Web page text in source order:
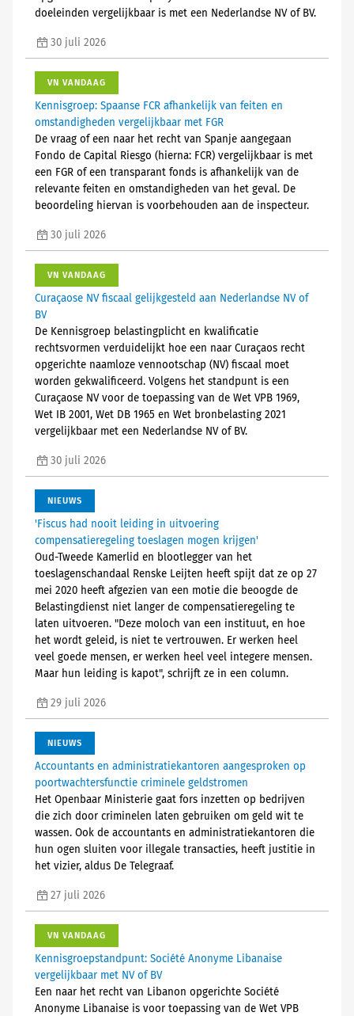
doeleinden vergelijkbaar is met een Nederlandse NV of BV.
30 juli 2026
VN VANDAAG
Kennisgroep: Spaanse FCR afhankelijk van feiten en
omstandigheden vergelijkbaar met FGR
De vraag of een naar het recht van Spanje aangegaan
Fondo de Capital Riesgo (hierna: FCR) vergelijkbaar is met
een FGR of een transparant fonds is afhankelijk van de
relevante feiten en omstandigheden van het geval. De
beoordeling hiervan is voorbehouden aan de inspecteur.
30 juli 2026
VN VANDAAG
Curaçaose NV fiscaal gelijkgesteld aan Nederlandse NV of
BV
De Kennisgroep belastingplicht en kwalificatie
rechtsvormen verduidelijkt hoe een naar Curaçaos recht
opgerichte naamloze vennootschap (NV) fiscaal moet
worden gekwalificeerd. Volgens het standpunt is een
Curaçaose NV voor de toepassing van de Wet VPB 1969,
Wet IB 2001, Wet DB 1965 en Wet bronbelasting 2021
vergelijkbaar met een Nederlandse NV of BV.
30 juli 2026
NIEUWS
'Fiscus had nooit leiding in uitvoering
compensatieregeling toeslagen mogen krijgen'
Oud-Tweede Kamerlid en blootlegger van het
toeslagenschandaal Renske Leijten heeft spijt dat ze op 27
mei 2020 heeft afgezien van een motie die beoogde de
Belastingdienst niet langer de compensatieregeling te
laten uitvoeren. "Deze moloch van een instituut, en hoe
het wordt geleid, is niet te vertrouwen. Er werken heel
veel goede mensen, er werken heel veel integere mensen.
Maar hun leiding is kapot", schrijft ze in een column.
29 juli 2026
NIEUWS
Accountants en administratiekantoren aangesproken op
poortwachtersfunctie criminele geldstromen
Het Openbaar Ministerie gaat fors inzetten op bedrijven
die zich door criminelen laten gebruiken om geld wit te
wassen. Ook de accountants en administratiekantoren die
hun ogen sluiten voor illegale transacties, heeft justitie in
het vizier, aldus De Telegraaf.
27 juli 2026
VN VANDAAG
Kennisgroepstandpunt: Société Anonyme Libanaise
vergelijkbaar met NV of BV
Een naar het recht van Libanon opgerichte Société
Anonyme Libanaise is voor toepassing van de Wet VPB